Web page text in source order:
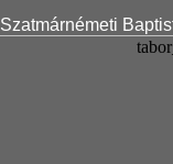
Szatmárnémeti